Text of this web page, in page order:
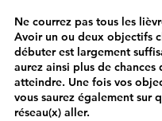
Ne courrez pas tous les
Avoir un ou deux objectifs
débuter est largement
aurez ainsi plus de chances
atteindre. Une fois vos
vous saurez également sur
réseau(x) aller.